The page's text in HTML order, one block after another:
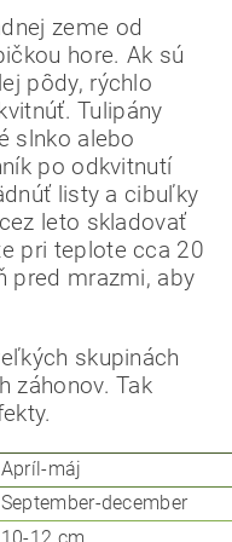
zeme od
hore. Ak sú
pôdy, rýchlo
Tulipány
slnko alebo
po odkvitnutí
listy a cibuľky
leto skladovať
pri teplote cca 20
pred mrazmi, aby
skupinách
záhonov. Tak
Apríl-máj
September-december
Odoslať